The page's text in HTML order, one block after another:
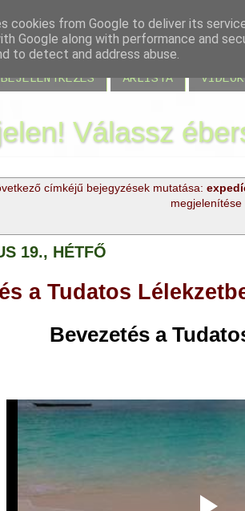
VISSZAJELZÉSEK
BEJELENTKEZÉS ÁRLISTA VIDEÓK
Válassz
címkéjű bejegyzések mutatása:
megjelenítése
19., HÉTFŐ
a Tudatos
Bevezetés a
cookies from Google to deliver its
Google along with performance and
to detect and address abuse.